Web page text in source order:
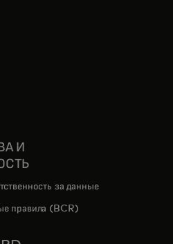
a new tab
И
за данные
правила (BCR)